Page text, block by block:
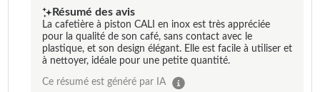
Résumé des avis
La cafetière à piston CALI en inox est très appréciée
pour la qualité de son café, sans contact avec le
plastique, et son design élégant. Elle est facile à utiliser et
à nettoyer, idéale pour une petite quantité.
Ce résumé est généré par IA